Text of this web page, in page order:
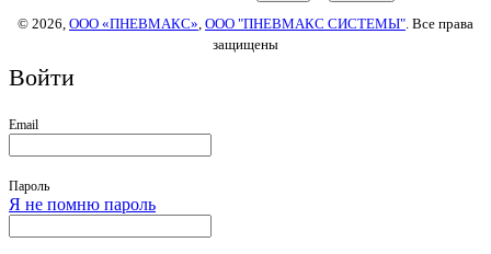
© 2026, ООО «ПНЕВМАКС» ООО "ПНЕВМАКС СИСТЕМЫ" . Все права
защищены
Войти
Email
Пароль
Я не помню пароль